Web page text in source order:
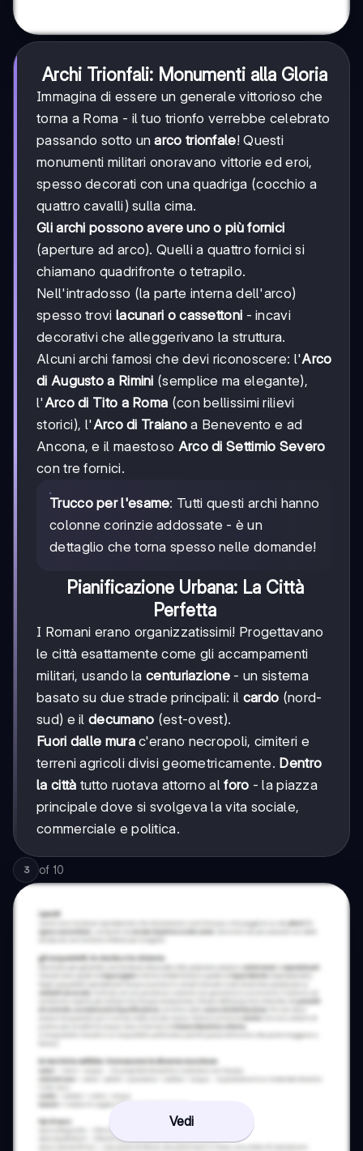
Archi Trionfali: Monumenti alla Gloria
Immagina di essere un generale vittorioso che
torna a Roma - il tuo trionfo verrebbe celebrato
passando sotto unarco trionfale! Questi
monumenti militari onoravano vittorie ed eroi,
spesso decorati con una quadriga (cocchio a
quattro cavalli) sulla cima.
Gli archi possono avere uno o più fornici
(aperture ad arco). Quelli a quattro fornici si
chiamano quadrifronte o tetrapilo.
Nell'intradosso (la parte interna dell'arco)
spesso trovi lacunari o cassettoni - incavi
decorativi che alleggerivano la struttura.
Alcuni archi famosi che devi riconoscere: l'Arco
di Augusto a Rimini (semplice ma elegante),
l'Arco di Tito a Roma (con bellissimi rilievi
storici), l'Arco di Traiano a Benevento e ad
Ancona, e il maestoso Arco di Settimio Severo
con tre fornici.
Trucco per l'esame: Tutti questi archi hanno
colonne corinzie addossate - è un
dettaglio che torna spesso nelle domande!
Pianificazione Urbana: La Città
Perfetta
I Romani erano organizzatissimi! Progettavano
le città esattamente come gli accampamenti
militari, usando lacenturiazione- un sistema
basato su due strade principali: il cardo (nord-
sud) e il decumano (est-ovest).
Fuori dalle murac'erano necropoli, cimiteri e
terreni agricoli divisi geometricamente. Dentro
la città tutto ruotava attorno alforo - la piazza
principale dove si svolgeva la vita sociale,
commerciale e politica.
3 of 10
Vedi